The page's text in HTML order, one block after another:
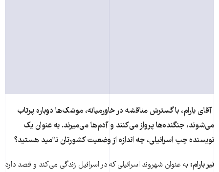
آقای بارام، با گسترش مناقشه در خاورمیانه، موشک‌ها دوباره پرتاب
می‌شوند، جنگنده‌ها پرواز می‌کنند و آدم‌ها می‌میرند. به عنوان یک
نویسنده چپ اسرائیلی، چه اندازه از وضعیت کشورتان ناامید هستید؟
نیر بارام: به عنوان شهروند اسرائیلی که در اسرائیل زندگی می‌کند و قصد دارد